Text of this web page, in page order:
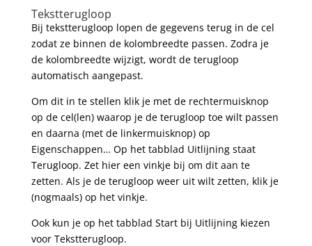
Tekstterugloop
Bij tekstterugloop lopen de gegevens terug in de cel
zodat ze binnen de kolombreedte passen. Zodra je
de kolombreedte wijzigt, wordt de terugloop
automatisch aangepast.
Om dit in te stellen klik je met de rechtermuisknop
op de cel(len) waarop je de terugloop toe wilt passen
en daarna (met de linkermuisknop) op
Eigenschappen… Op het tabblad Uitlijning staat
Terugloop. Zet hier een vinkje bij om dit aan te
zetten. Als je de terugloop weer uit wilt zetten, klik je
(nogmaals) op het vinkje.
Ook kun je op het tabblad Start bij Uitlijning kiezen
voor Tekstterugloop.